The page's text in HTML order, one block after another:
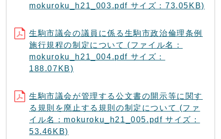
mokuroku_h21_003.pdf サイズ：73.05KB)
生駒市議会の議員に係る生駒市政治倫理条例
施行規程の制定について (ファイル名：
mokuroku_h21_004.pdf サイズ：
188.07KB)
生駒市議会が管理する公文書の開示等に関す
る規則を廃止する規則の制定について (ファ
イル名：mokuroku_h21_005.pdf サイズ：
53.46KB)